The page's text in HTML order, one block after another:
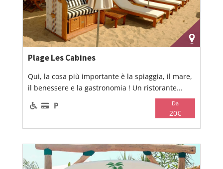
Plage Les Cabines
Qui, la cosa più importante è la spiaggia, il mare,
il benessere e la gastronomia ! Un ristorante...
Da
20€